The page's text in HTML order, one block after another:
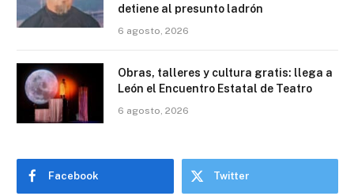
detiene al presunto ladrón
6 agosto, 2026
Obras, talleres y cultura gratis: llega a
León el Encuentro Estatal de Teatro
6 agosto, 2026
Facebook Twitter